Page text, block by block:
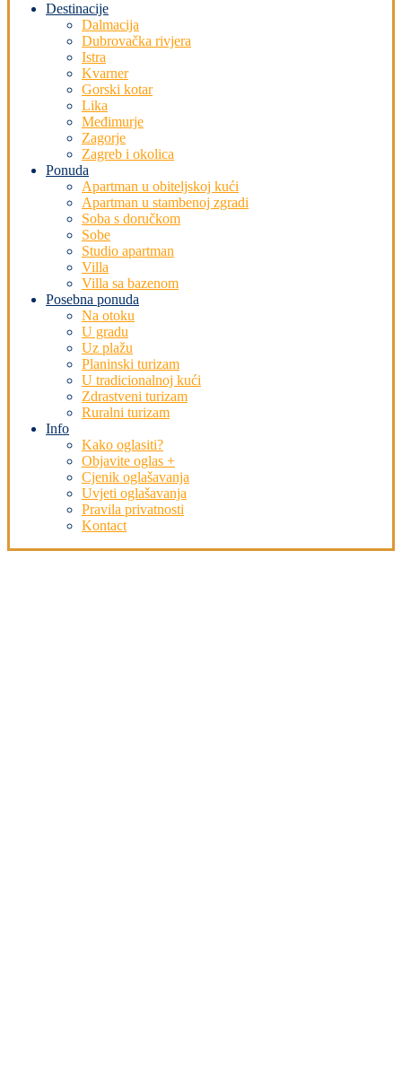
Destinacije
Dalmacija
Dubrovačka rivjera
Istra
Kvarner
Gorski kotar
Lika
Međimurje
Zagorje
Zagreb i okolica
Ponuda
Apartman u obiteljskoj kući
Apartman u stambenoj zgradi
Soba s doručkom
Sobe
Studio apartman
Villa
Villa sa bazenom
Posebna ponuda
Na otoku
U gradu
Uz plažu
Planinski turizam
U tradicionalnoj kući
Zdrastveni turizam
Ruralni turizam
Info
Kako oglasiti?
Objavite oglas +
Cjenik oglašavanja
Uvjeti oglašavanja
Pravila privatnosti
Kontact